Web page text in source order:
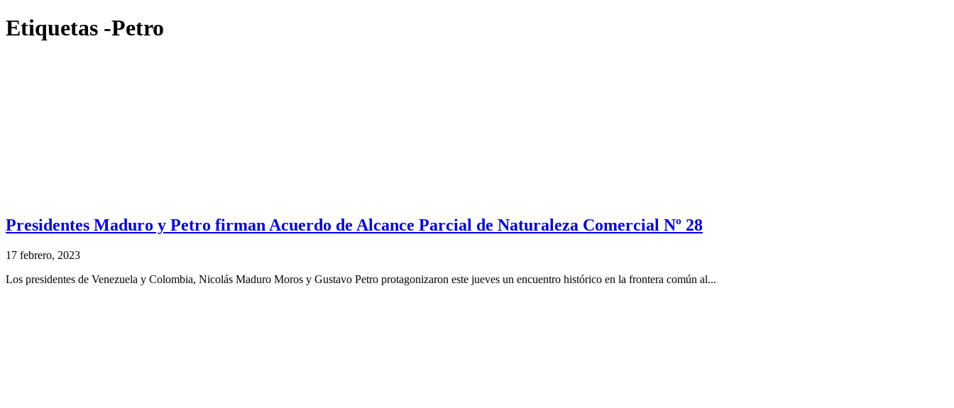
Etiquetas -Petro
Presidentes Maduro y Petro firman Acuerdo de Alcance Parcial de Naturaleza Comercial Nº 28
17 febrero, 2023
Los presidentes de Venezuela y Colombia, Nicolás Maduro Moros y Gustavo Petro protagonizaron este jueves un encuentro histórico en la frontera común al...